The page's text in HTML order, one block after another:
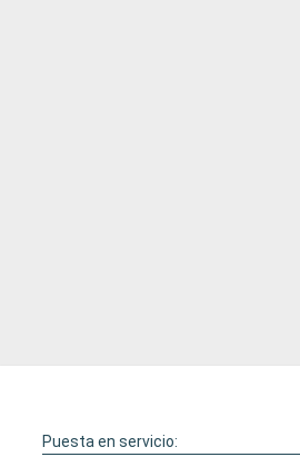
Puesta en servicio: